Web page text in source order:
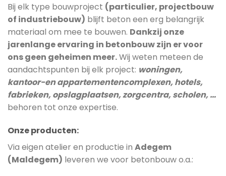
Bij elk type bouwproject (particulier, projectbouw
of industriebouw) blijft beton een erg belangrijk
materiaal om mee te bouwen. Dankzij onze
jarenlange ervaring in betonbouw zijn er voor
ons geen geheimen meer.Wij weten meteen de
aandachtspunten bij elk project: woningen,
kantoor-en appartementencomplexen, hotels,
fabrieken, opslagplaatsen, zorgcentra, scholen, …
behoren tot onze expertise.
Onze producten:
Via eigen atelier en productie in Adegem
(Maldegem) leveren we voor betonbouw o.a.: